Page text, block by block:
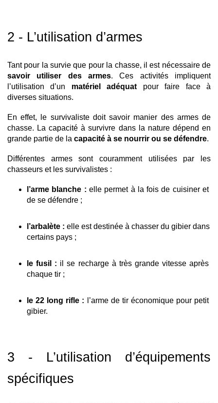
2 - L’utilisation d’armes
savoir utiliser des armes. Ces activités impliquent
l’utilisation d’un matériel adéquat pour faire face à
diverses situations.
En effet, le survivaliste doit savoir manier des armes de
chasse. La capacité à survivre dans la nature dépend en
grande partie de la capacité à se nourrir ou se défendre.
Différentes armes sont couramment utilisées par les
chasseurs et les survivalistes :
l’arme blanche : elle permet à la fois de cuisiner et
de se défendre ;
l’arbalète : elle est destinée à chasser du gibier dans
certains pays ;
le fusil : il se recharge à très grande vitesse après
chaque tir ;
le 22 long rifle :
l’arme de tir économique pour petit
gibier.
3 - L’utilisation d’équipements
spécifiques